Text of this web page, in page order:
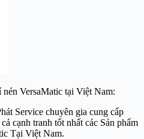
VersaMatic tại Việt Nam:
Service chuyên gia cung cấp
cạnh tranh tốt nhất các Sản phẩm
Tại Việt Nam.